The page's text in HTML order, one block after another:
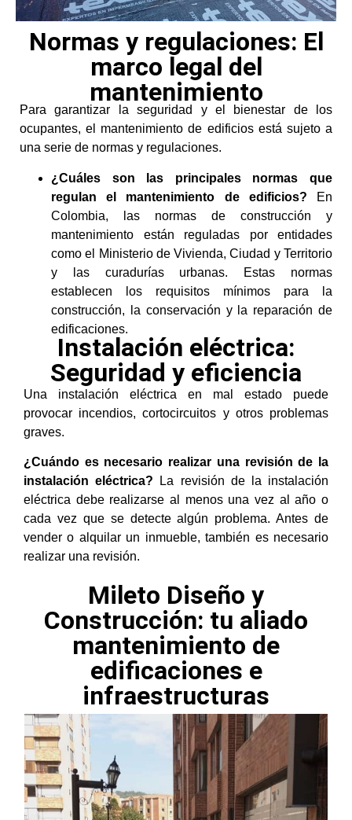
Normas y regulaciones: El
marco legal del
mantenimiento
Para garantizar la seguridad y el bienestar de los
ocupantes, el mantenimiento de edificios está sujeto a
una serie de normas y regulaciones.
¿Cuáles son las principales normas que
regulan el mantenimiento de edificios? En
Colombia, las normas de construcción y
mantenimiento están reguladas por entidades
como el Ministerio de Vivienda, Ciudad y Territorio
y las curadurías urbanas. Estas normas
establecen los requisitos mínimos para la
construcción, la conservación y la reparación de
edificaciones.
Instalación eléctrica:
Seguridad y eficiencia
Una instalación eléctrica en mal estado puede
provocar incendios, cortocircuitos y otros problemas
graves.
¿Cuándo es necesario realizar una revisión de la
instalación eléctrica? La revisión de la instalación
eléctrica debe realizarse al menos una vez al año o
cada vez que se detecte algún problema. Antes de
vender o alquilar un inmueble, también es necesario
realizar una revisión.
Mileto Diseño y
Construcción: tu aliado
mantenimiento de
edificaciones e
infraestructuras